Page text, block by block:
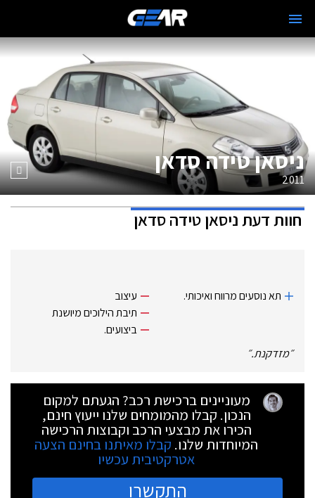
ניסאן טידה סדאן
2011
חוות דעתניסאן טידה סדאן
תא נוסעים מרווח ואיכותי.
עיצוב
תיבת הילוכים מיושנת
ביצועים.
״מזדקנת.״
מעוניינים ברכישת רכב? הגעתם למקום
הנכון. קבלו מהמומחים שלנו ייעוץ חינם,
הכירו את מבצעי הרכב וקבוצות הרכישה
המיוחדות שלנו. קבלו מאיתנו בחינם הצעה
אטרקטיבית עכשיו
התקשרו